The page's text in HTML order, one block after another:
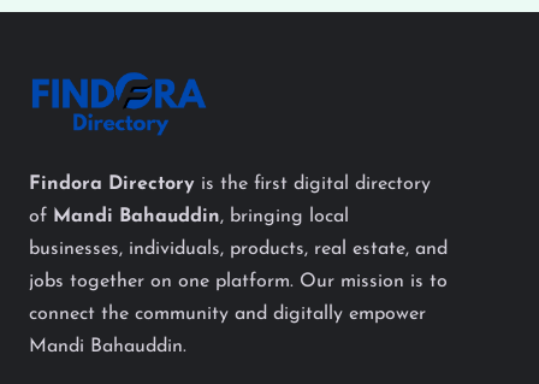
Findora Directory is the first digital directory
of Mandi Bahauddin, bringing local
businesses, individuals, products, real estate, and
jobs together on one platform. Our mission is to
connect the community and digitally empower
Mandi Bahauddin.